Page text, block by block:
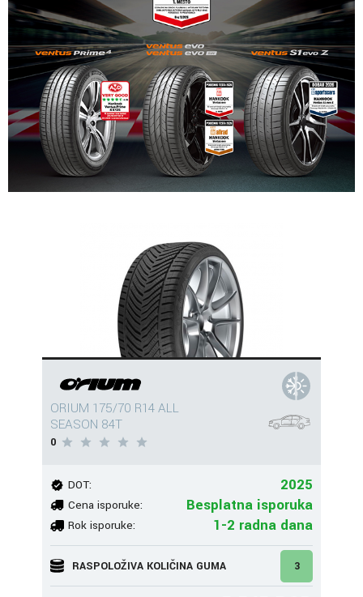
ORIUM 175/70 R14 ALL
SEASON 84T
0
DOT: 2025
Cena isporuke: Besplatna isporuka
Rok isporuke: 1-2 radna dana
RASPOLOŽIVA KOLIČINA GUMA 3